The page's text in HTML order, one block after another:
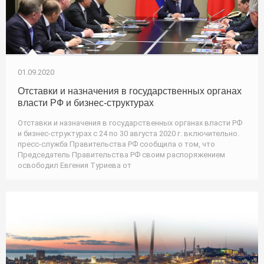
Вот чем живёт Россия под санкциями
Почему российские беспилотники взволновали США
Россия и Китай создают глобальную сеть
220% импортозамещения в России. Ничего смешного
Вот за что на самом деле критикуют Россию
Россия меняется: закрывается последний мартен
Вот для чего России нужны неуловимые ракеты
Место России в мире к 2050 году (Время-вперёд! #280)
Что ждёт Россию в 2018 году (Время-вперёд! #274)
Топ наших открытий 2017 года: боевые тюлени вечные дороги и др. (Время-вперёд! #273)
Достижения России в 2017 году: экономика (Время-вперёд! #272)
01.09.2020
Отставки и назначения в государственных органах
власти РФ и бизнес-структурах
Отставки и назначения в государственных органах власти РФ
и бизнес-структурах с 24 по 30 августа 2020 г. включительно.
пресс-служба Правительства РФ сообщила о том, что
Председатель Правительства РФ своим распоряжением
освободил Евгения Туриева от